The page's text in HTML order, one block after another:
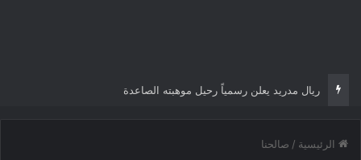
ريال مدريد يعلن رسمياً رحيل موهبته الصاعدة
الرئيسية / صالحنا